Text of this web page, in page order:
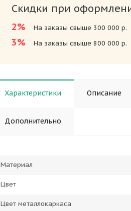
Скидки при
2% На заказы свыше 300 000 р.
3% На заказы свыше 800 000 р.
Характеристики Описание
Дополнительно
Материал
Цвет
Цвет металлокаркаса